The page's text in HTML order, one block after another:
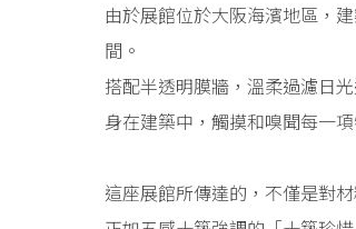
由於展館位於大阪海濱地區，
間。
搭配半透明膜牆，溫柔過濾日
身在建築中，觸摸和嗅聞每一
這座展館所傳達的，不僅是對